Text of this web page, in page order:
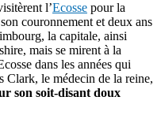
l’Ecosse pour la
couronnement et deux ans
la capitale, ainsi
mais se mirent à la
dans les années qui
Clark, le médecin de la reine,
son soit-disant doux